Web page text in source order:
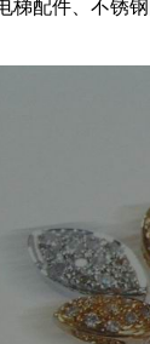
梯配件、不锈